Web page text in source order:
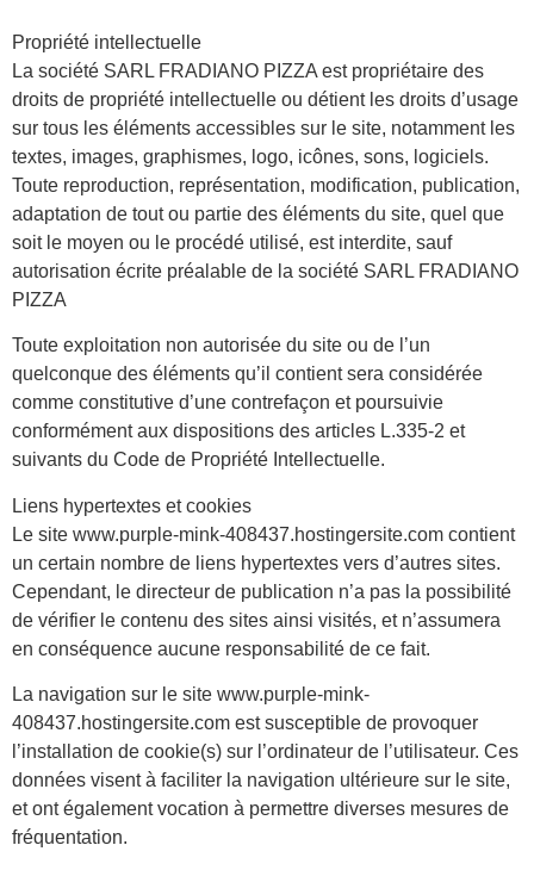
Propriété intellectuelle
La société SARL FRADIANO PIZZA est propriétaire des
droits de propriété intellectuelle ou détient les droits d’usage
sur tous les éléments accessibles sur le site, notamment les
textes, images, graphismes, logo, icônes, sons, logiciels.
Toute reproduction, représentation, modification, publication,
adaptation de tout ou partie des éléments du site, quel que
soit le moyen ou le procédé utilisé, est interdite, sauf
autorisation écrite préalable de la société SARL FRADIANO
PIZZA
Toute exploitation non autorisée du site ou de l’un
quelconque des éléments qu’il contient sera considérée
comme constitutive d’une contrefaçon et poursuivie
conformément aux dispositions des articles L.335-2 et
suivants du Code de Propriété Intellectuelle.
Liens hypertextes et cookies
Le site www.purple-mink-408437.hostingersite.com contient
un certain nombre de liens hypertextes vers d’autres sites.
Cependant, le directeur de publication n’a pas la possibilité
de vérifier le contenu des sites ainsi visités, et n’assumera
en conséquence aucune responsabilité de ce fait.
La navigation sur le site www.purple-mink-
408437.hostingersite.com est susceptible de provoquer
l’installation de cookie(s) sur l’ordinateur de l’utilisateur. Ces
données visent à faciliter la navigation ultérieure sur le site,
et ont également vocation à permettre diverses mesures de
fréquentation.